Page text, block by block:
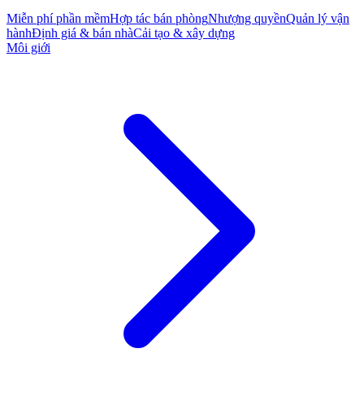
Miễn phí phần mềmHợp tác bán phòngNhượng quyềnQuản lý vận
hànhĐịnh giá & bán nhàCải tạo & xây dựng
Môi giới